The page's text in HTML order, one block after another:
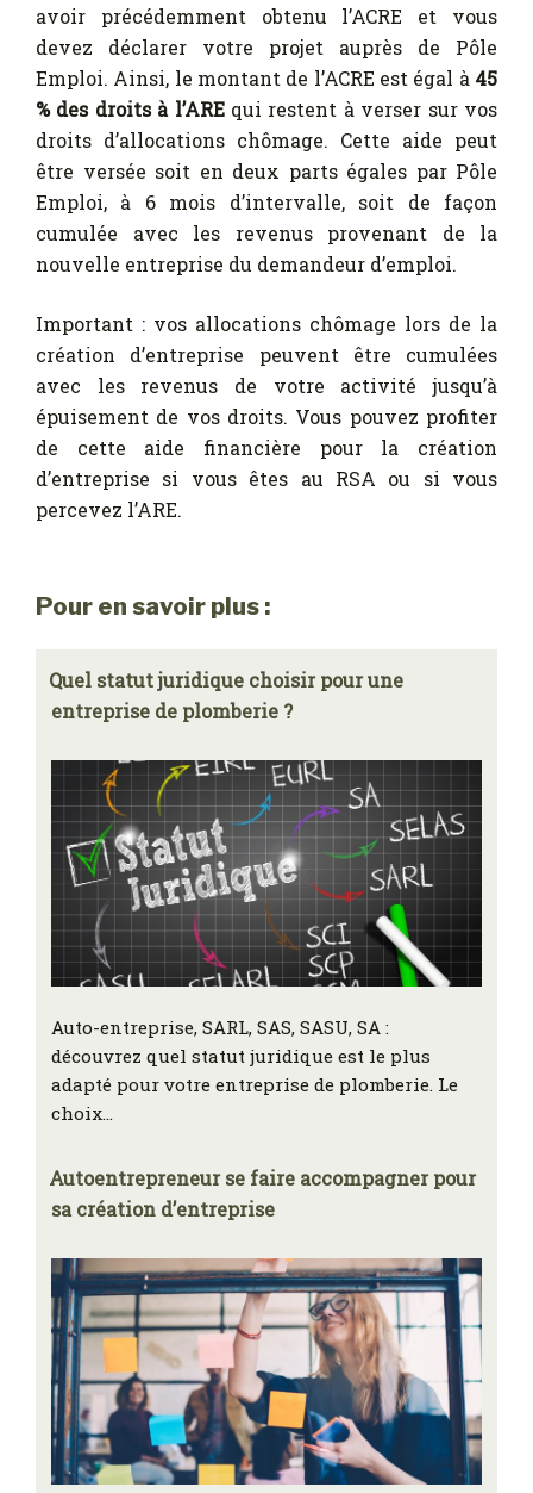
avoir précédemment obtenu l’ACRE et vous
devez déclarer votre projet auprès de Pôle
Emploi. Ainsi, le montant de l’ACRE est égal à 45
% des droits à l’AREqui restent à verser sur vos
droits d’allocations chômage. Cette aide peut
être versée soit en deux parts égales par Pôle
Emploi, à 6 mois d’intervalle, soit de façon
cumulée avec les revenus provenant de la
nouvelle entreprise du demandeur d’emploi.
Important : vos allocations chômage lors de la
création d’entreprise peuvent être cumulées
avec les revenus de votre activité jusqu’à
épuisement de vos droits. Vous pouvez profiter
de cette aide financière pour la création
d’entreprise si vous êtes au RSA ou si vous
percevez l’ARE.
Pour en savoir plus :
Quel statut juridique choisir pour une
entreprise de plomberie ?
Auto-entreprise, SARL, SAS, SASU, SA :
découvrez quel statut juridique est le plus
adapté pour votre entreprise de plomberie. Le
choix…
Autoentrepreneur se faire accompagner pour
sa création d’entreprise